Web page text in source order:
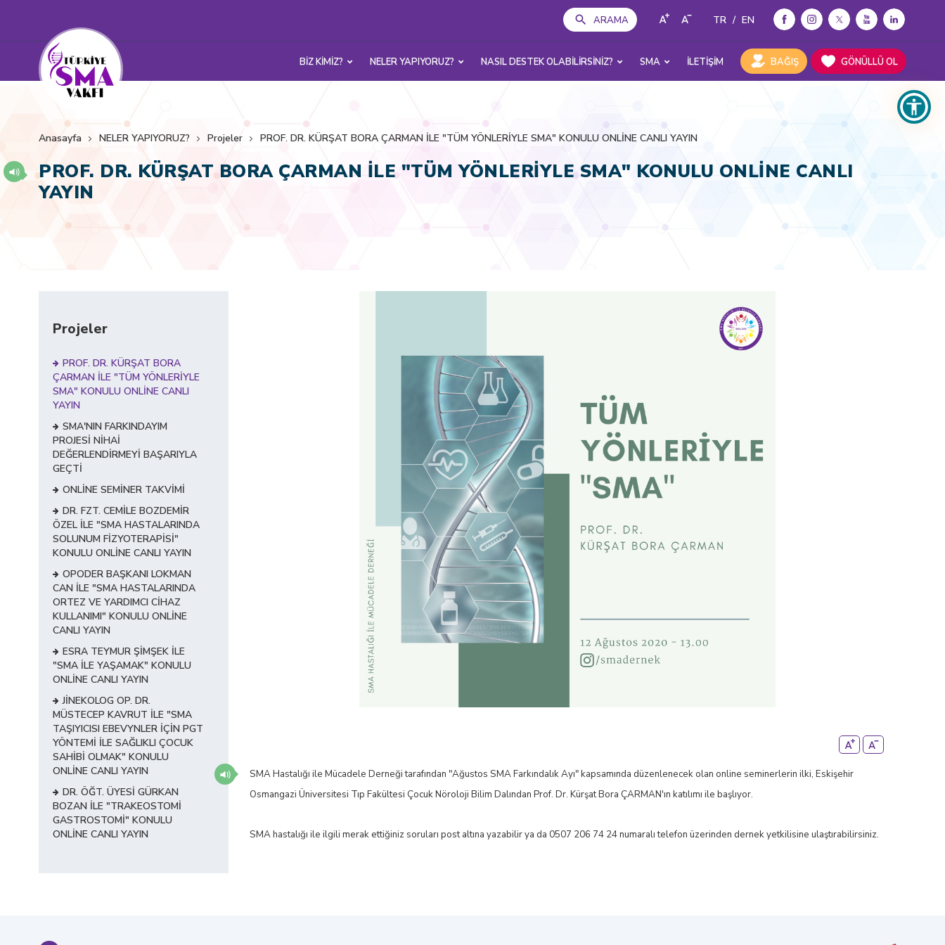
ARAMA TR / EN
BİZ KİMİZ? NELER YAPIYORUZ? NASIL DESTEK OLABİLİRSİNİZ? SMA İLETİŞİM BAĞIŞ GÖNÜLLÜ OL
Anasayfa NELER YAPIYORUZ? Projeler PROF. DR. KÜRŞAT BORA ÇARMAN İLE "TÜM YÖNLERİYLE SMA" KONULU ONLİNE CANLI YAYIN
PROF. DR. KÜRŞAT BORA ÇARMAN İLE "TÜM YÖNLERİYLE SMA" KONULU ONLİNE CANLI
YAYIN
Projeler
PROF. DR. KÜRŞAT BORA
ÇARMAN İLE "TÜM YÖNLERİYLE
SMA" KONULU ONLİNE CANLI
YAYIN
SMA'NIN FARKINDAYIM
PROJESİ NİHAİ
DEĞERLENDİRMEYİ BAŞARIYLA
GEÇTİ
ONLİNE SEMİNER TAKVİMİ
DR. FZT. CEMİLE BOZDEMİR
ÖZEL İLE "SMA HASTALARINDA
SOLUNUM FİZYOTERAPİSİ"
KONULU ONLİNE CANLI YAYIN
OPODER BAŞKANI LOKMAN
CAN İLE "SMA HASTALARINDA
ORTEZ VE YARDIMCI CİHAZ
KULLANIMI" KONULU ONLİNE
CANLI YAYIN
ESRA TEYMUR ŞİMŞEK İLE
"SMA İLE YAŞAMAK" KONULU
ONLİNE CANLI YAYIN
JİNEKOLOG OP. DR.
MÜSTECEP KAVRUT İLE "SMA
TAŞIYICISI EBEVYNLER İÇİN PGT
YÖNTEMİ İLE SAĞLIKLI ÇOCUK
SAHİBİ OLMAK" KONULU
ONLİNE CANLI YAYIN
DR. ÖĞT. ÜYESİ GÜRKAN
BOZAN İLE "TRAKEOSTOMİ
GASTROSTOMİ" KONULU
ONLİNE CANLI YAYIN
SMA Hastalığı ile Mücadele Derneği tarafından "Ağustos SMA Farkındalık Ayı" kapsamında düzenlenecek olan online seminerlerin ilki, Eskişehir
Osmangazi Üniversitesi Tıp Fakültesi Çocuk Nöroloji Bilim Dalından Prof. Dr. Kürşat Bora ÇARMAN'ın katılımı ile başlıyor.
SMA hastalığı ile ilgili merak ettiğiniz soruları post altına yazabilir ya da 0507 206 74 24 numaralı telefon üzerinden dernek yetkilisine ulaştırabilirsiniz.